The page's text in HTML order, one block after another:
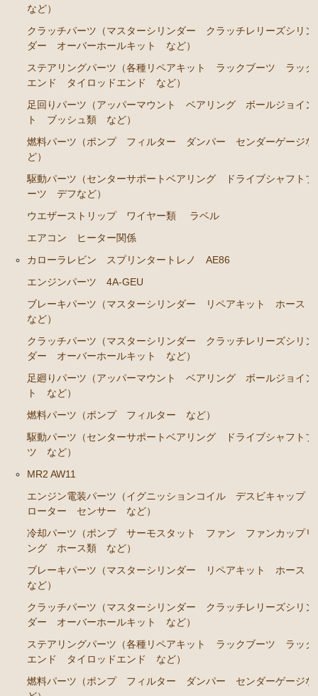
など）
クラッチパーツ（マスターシリンダー クラッチレリーズシリン
ダー オーバーホールキット など）
ステアリングパーツ（各種リペアキット ラックブーツ ラック
エンド タイロッドエンド など）
足回りパーツ（アッパーマウント ベアリング ボールジョイン
ト ブッシュ類 など）
燃料パーツ（ポンプ フィルター ダンパー センダーゲージな
ど）
駆動パーツ（センターサポートベアリング ドライブシャフトブ
ーツ デフなど）
ウエザーストリップ ワイヤー類
ラベル
エアコン ヒーター関係
カローラレビン スプリンタートレノ AE86
エンジンパーツ 4A-GEU
ブレーキパーツ（マスターシリンダー リペアキット ホース
など）
クラッチパーツ（マスターシリンダー クラッチレリーズシリン
ダー オーバーホールキット など）
足廻りパーツ（アッパーマウント ベアリング ボールジョイン
ト など）
燃料パーツ（ポンプ フィルター など）
駆動パーツ（センターサポートベアリング ドライブシャフトブ
ツ など）
MR2 AW11
エンジン電装パーツ（イグニッションコイル デスビキャップ
ローター センサー など）
冷却パーツ（ポンプ サーモスタット ファン ファンカップリ
ング ホース類 など）
ブレーキパーツ（マスターシリンダー リペアキット ホース
など）
クラッチパーツ（マスターシリンダー クラッチレリーズシリン
ダー オーバーホールキット など）
ステアリングパーツ（各種リペアキット ラックブーツ ラック
エンド タイロッドエンド など）
燃料パーツ（ポンプ フィルター ダンパー センダーゲージな